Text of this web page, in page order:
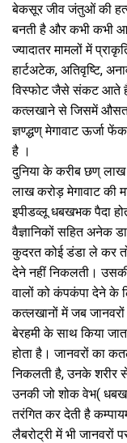
बेकसूर जीव जंतुओं की
बनती है और कभी कभी
ज्यादातर मामलों में
हार्टअटेक, अतिवृष्टि,
विस्फोट जैसे संकट आते
कत्लखाने से जिसमें औसतन
ज्ञण्द्धण् मेगावाट ऊर्जा
है ।
दुनिया के करीब छण्
लाख करोड़ मेगावाट की
इपीडव्लू धबखभक पैदा
वैज्ञानिकों सहित अनेक
कुदरत कोई डंडा ले कर
देने नहीं निकलती।
वालों को कंपकंपा देने के
कत्लखानों में जब
बेरहमी के साथ किया
होता है। जानवरों का
निकलती है, उनके शरीर
उनकी जो शोक वेभ(
तरंगित कर देती है
लैबरोट्री में भी जानवरों